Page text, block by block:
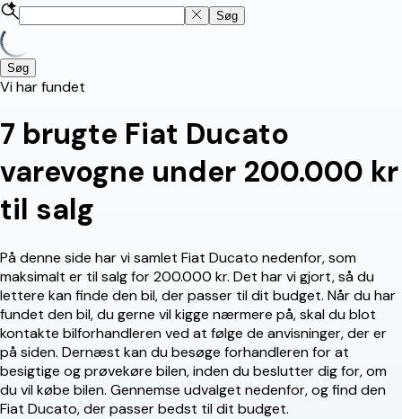
Søg
Søg
Vi har fundet
7 brugte Fiat Ducato
varevogne under 200.000 kr
til salg
På denne side har vi samlet Fiat Ducato nedenfor, som
maksimalt er til salg for 200.000 kr. Det har vi gjort, så du
lettere kan finde den bil, der passer til dit budget. Når du har
fundet den bil, du gerne vil kigge nærmere på, skal du blot
kontakte bilforhandleren ved at følge de anvisninger, der er
på siden. Dernæst kan du besøge forhandleren for at
besigtige og prøvekøre bilen, inden du beslutter dig for, om
du vil købe bilen. Gennemse udvalget nedenfor, og find den
Fiat Ducato, der passer bedst til dit budget.